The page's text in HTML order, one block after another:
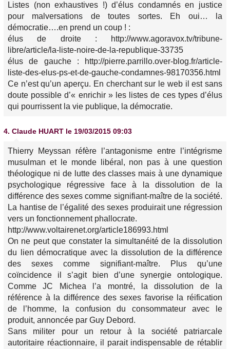
Listes (non exhaustives !) d’élus condamnés en justice
pour malversations de toutes sortes. Eh oui… la
démocratie….en prend un coup ! :
élus de droite : http://www.agoravox.tv/tribune-
libre/article/la-liste-noire-de-la-republique-33735
élus de gauche : http://pierre.parrillo.over-blog.fr/article-
liste-des-elus-ps-et-de-gauche-condamnes-98170356.html
Ce n’est qu’un aperçu. En cherchant sur le web il est sans
doute possible d’« enrichir » les listes de ces types d’élus
qui pourrissent la vie publique, la démocratie.
4. Claude HUART le 19/03/2015 09:03
Thierry Meyssan réfère l’antagonisme entre l’intégrisme
musulman et le monde libéral, non pas à une question
théologique ni de lutte des classes mais à une dynamique
psychologique régressive face à la dissolution de la
différence des sexes comme signifiant-maître de la société.
La hantise de l’égalité des sexes produirait une régression
vers un fonctionnement phallocrate.
http://www.voltairenet.org/article186993.html
On ne peut que constater la simultanéité de la dissolution
du lien démocratique avec la dissolution de la différence
des sexes comme signifiant-maître. Plus qu’une
coïncidence il s’agit bien d’une synergie ontologique.
Comme JC Michea l’a montré, la dissolution de la
référence à la différence des sexes favorise la réification
de l’homme, la confusion du consommateur avec le
produit, annoncée par Guy Debord.
Sans militer pour un retour à la société patriarcale
autoritaire réactionnaire, il parait indispensable de rétablir